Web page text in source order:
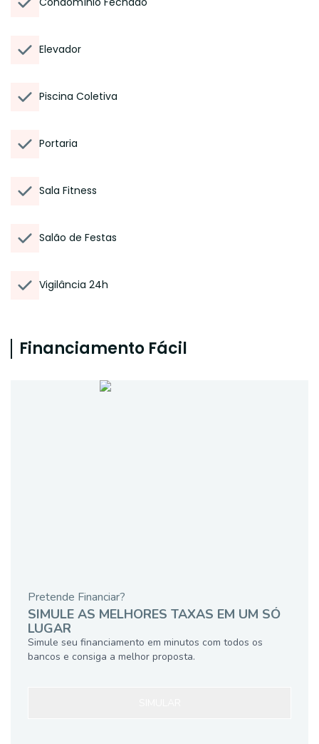
Elevador
Piscina Coletiva
Portaria
Sala Fitness
Salão de Festas
Vigilância 24h
Financiamento Fácil
Pretende Financiar?
SIMULE AS MELHORES TAXAS EM UM SÓ
LUGAR
Simule seu financiamento em minutos com todos os
bancos e consiga a melhor proposta.